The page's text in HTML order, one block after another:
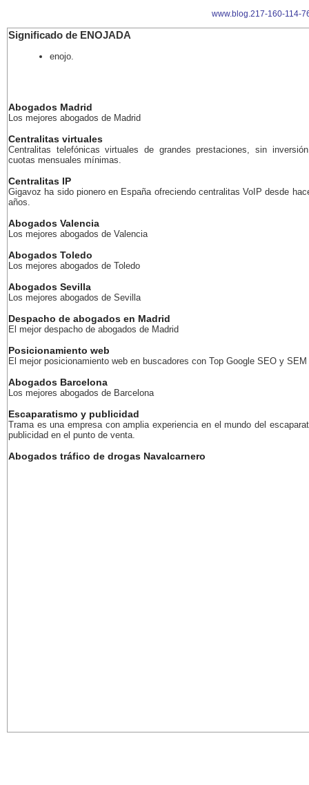
www.blog.217-160-114-
Significado de ENOJADA
enojo.
Abogados Madrid
Los mejores abogados de Madrid
Centralitas virtuales
Centralitas telefónicas virtuales de grandes prestaciones, sin
cuotas mensuales mínimas.
Centralitas IP
Gigavoz ha sido pionero en España ofreciendo centralitas VoIP desde
años.
Abogados Valencia
Los mejores abogados de Valencia
Abogados Toledo
Los mejores abogados de Toledo
Abogados Sevilla
Los mejores abogados de Sevilla
Despacho de abogados en Madrid
El mejor despacho de abogados de Madrid
Posicionamiento web
El mejor posicionamiento web en buscadores con Top Google SEO y SEM
Abogados Barcelona
Los mejores abogados de Barcelona
Escaparatismo y publicidad
Trama es una empresa con amplia experiencia en el mundo del
publicidad en el punto de venta.
Abogados tráfico de drogas Navalcarnero